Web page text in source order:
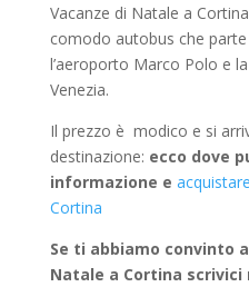
Vacanze di Natale a
comodo autobus che
l’aeroporto Marco Polo e
Venezia.
Il prezzo è modico e si
destinazione: ecco dove
informazione e
Cortina
Se ti abbiamo convinto
Natale a Cortina